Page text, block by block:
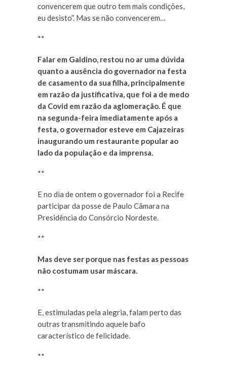
convencerem que outro tem mais condições,
eu desisto”. Mas se não convencerem…
**
Falar em Galdino, restou no ar uma dúvida
quanto a ausência do governador na festa
de casamento da sua filha, principalmente
em razão da justificativa, que foi a de medo
da Covid em razão da aglomeração. É que
na segunda-feira imediatamente após a
festa, o governador esteve em Cajazeiras
inaugurando um restaurante popular ao
lado da população e da imprensa.
**
E no dia de ontem o governador foi a Recife
participar da posse de Paulo Câmara na
Presidência do Consórcio Nordeste.
**
Mas deve ser porque nas festas as pessoas
não costumam usar máscara.
**
E, estimuladas pela alegria, falam perto das
outras transmitindo aquele bafo
característico de felicidade.
**